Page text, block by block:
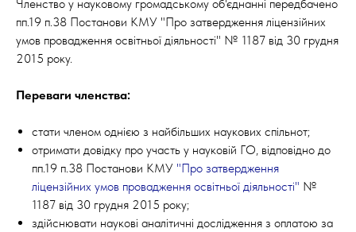
Членство у науковому громадському об'єднанні передбачено
пп.19 п.38 Постанови КМУ "Про затвердження ліцензійних
умов провадження освітньої діяльності" № 1187 від 30 грудня
2015 року.
Переваги членства:
стати членом однією з найбільших наукових спільнот;
отримати довідку про участь у науковій ГО, відповідно до
пп.19 п.38 Постанови КМУ "Про затвердження
ліцензійних умов провадження освітньої діяльності" №
1187 від 30 грудня 2015 року;
здійснювати наукові аналітичні дослідження з оплатою за